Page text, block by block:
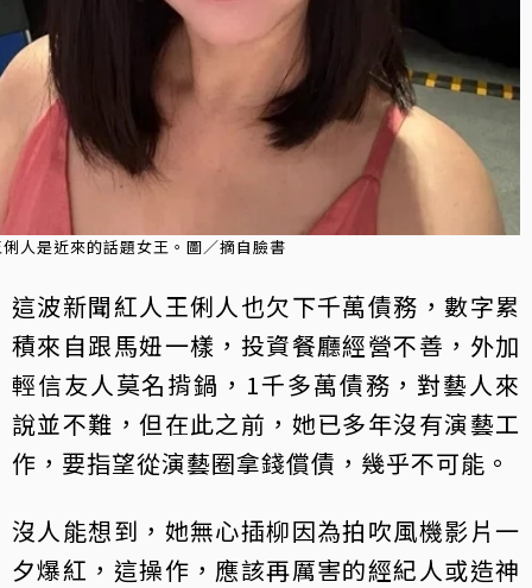
人是近來的話題女王。圖／摘自臉書
這波新聞紅人王俐人也欠下千萬債務，數字累
積來自跟馬妞一樣，投資餐廳經營不善，外加
輕信友人莫名揹鍋，1千多萬債務，對藝人來
說並不難，但在此之前，她已多年沒有演藝工
作，要指望從演藝圈拿錢償債，幾乎不可能。
沒人能想到，她無心插柳因為拍吹風機影片一
夕爆紅，這操作，應該再厲害的經紀人或造神